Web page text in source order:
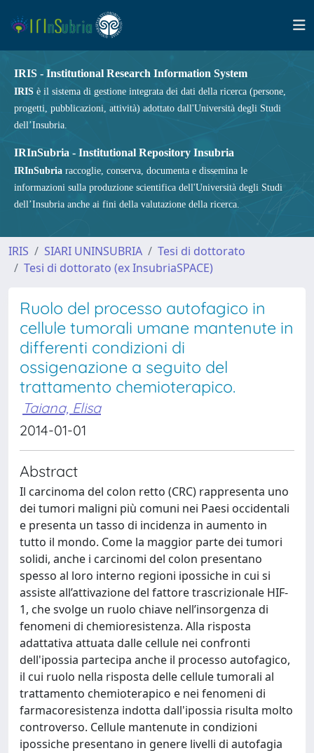
IRIS - Institutional Research Information System
IRIS è il sistema di gestione integrata dei dati della ricerca (persone,
progetti, pubblicazioni, attività) adottato dall'Università degli Studi
dell’Insubria.
IRInSubria - Institutional Repository Insubria
IRInSubria raccoglie, conserva, documenta e dissemina le
informazioni sulla produzione scientifica dell'Università degli Studi
dell’Insubria anche ai fini della valutazione della ricerca.
IRIS SIARI UNINSUBRIA
Tesi di dottorato
Tesi di dottorato (ex InsubriaSPACE)
Ruolo del processo autofagico in
cellule tumorali umane mantenute in
differenti condizioni di
ossigenazione a seguito del
trattamento chemioterapico.
Taiana, Elisa
2014-01-01
Abstract
Il carcinoma del colon retto (CRC) rappresenta uno
dei tumori maligni più comuni nei Paesi occidentali
e presenta un tasso di incidenza in aumento in
tutto il mondo. Come la maggior parte dei tumori
solidi, anche i carcinomi del colon presentano
spesso al loro interno regioni ipossiche in cui si
assiste all’attivazione del fattore trascrizionale HIF-
1, che svolge un ruolo chiave nell’insorgenza di
fenomeni di chemioresistenza. Alla risposta
adattativa attuata dalle cellule nei confronti
dell'ipossia partecipa anche il processo autofagico,
il cui ruolo nella risposta delle cellule tumorali al
trattamento chemioterapico e nei fenomeni di
farmacoresistenza indotta dall'ipossia risulta molto
controverso. Cellule mantenute in condizioni
ipossiche presentano in genere livelli di autofagia